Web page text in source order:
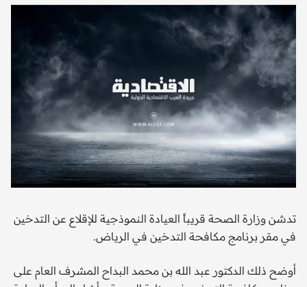
تدشن وزارة الصحة قريباً العيادة النموذجية للإقلاع عن التدخين
في مقر برنامج مكافحة التدخين في الرياض.
أوضح ذلك الدكتور عبد الله بن محمد البداح المشرف العام على